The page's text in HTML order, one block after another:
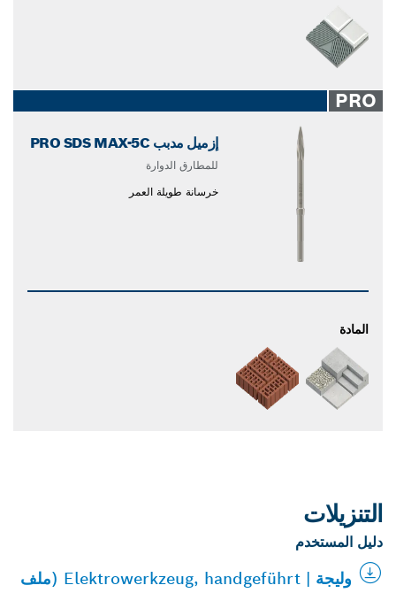
PRO
إزميل مدبب PRO SDS MAX-5C
للمطارق الدوارة
خرسانة طويلة العمر
المادة
التنزيلات
دليل المستخدم
وليجة | Elektrowerkzeug, handgeführt (ملف